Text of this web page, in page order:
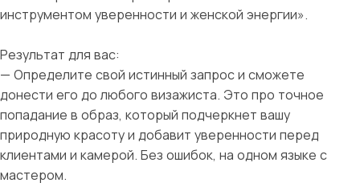
инструментом уверенности и женской энергии».
Результат для вас:
— Определите свой истинный запрос и сможете
донести его до любого визажиста. Это про точное
попадание в образ, который подчеркнет вашу
природную красоту и добавит уверенности перед
клиентами и камерой. Без ошибок, на одном языке с
мастером.